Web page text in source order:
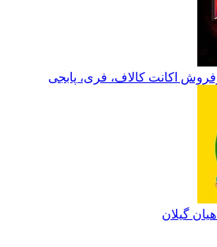
اکانت کالاف، فری، پابجی
گیلان